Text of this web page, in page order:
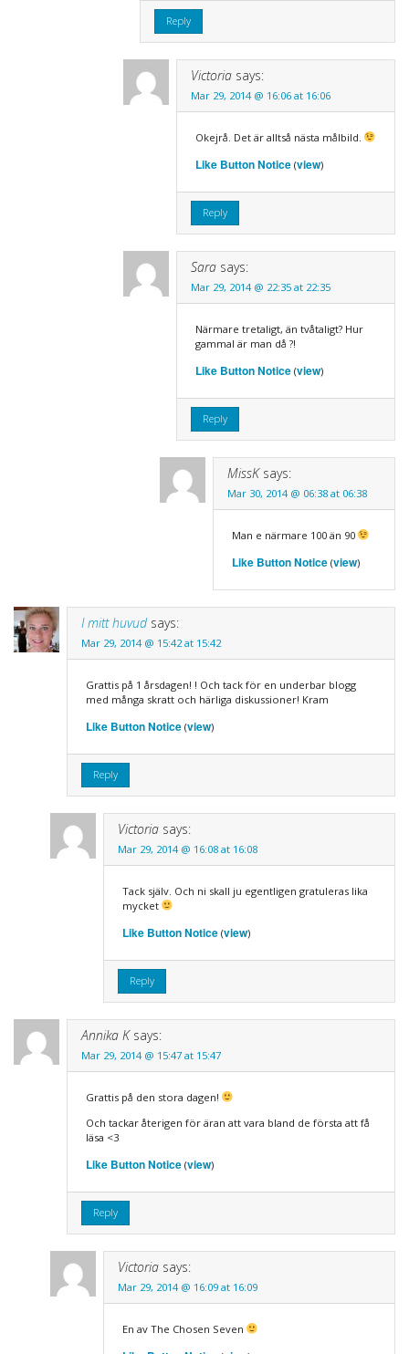
Reply
Victoria says:
Mar 29, 2014 @ 16:06 at 16:06
Okejrå. Det är alltså nästa målbild.
Like Button Notice(view)
Reply
Sara says:
Mar 29, 2014 @ 22:35 at 22:35
Närmare tretaligt, än tvåtaligt? Hur
gammal är man då ?!
Like Button Notice(view)
Reply
MissK says:
Mar 30, 2014 @ 06:38 at 06:38
Man e närmare 100 än 90
Like Button Notice(view)
I mitt huvud says:
Mar 29, 2014 @ 15:42 at 15:42
Grattis på 1 årsdagen! ! Och tack för en underbar blogg
med många skratt och härliga diskussioner! Kram
Like Button Notice(view)
Reply
Victoria says:
Mar 29, 2014 @ 16:08 at 16:08
Tack själv. Och ni skall ju egentligen gratuleras lika
mycket
Like Button Notice(view)
Reply
Annika K says:
Mar 29, 2014 @ 15:47 at 15:47
Grattis på den stora dagen!
Och tackar återigen för äran att vara bland de första att få
läsa <3
Like Button Notice(view)
Reply
Victoria says:
Mar 29, 2014 @ 16:09 at 16:09
En av The Chosen Seven